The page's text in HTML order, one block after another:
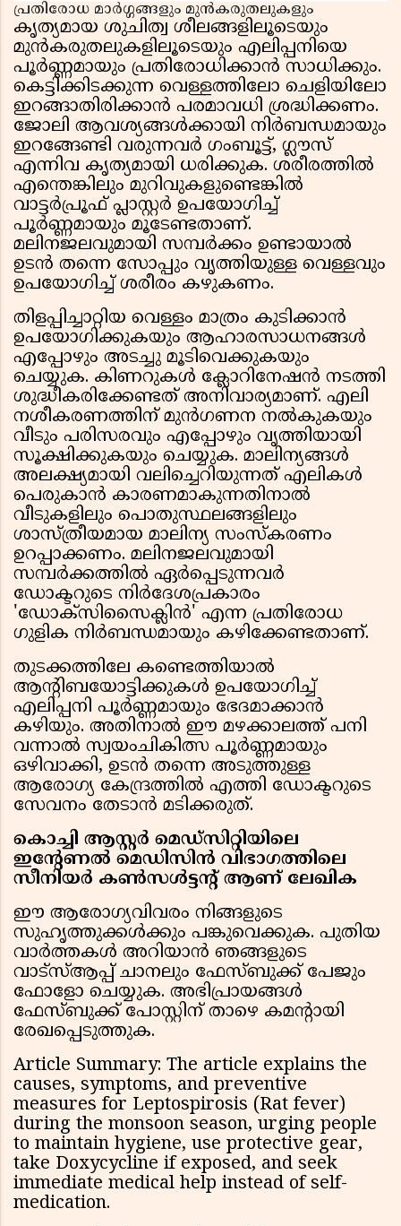
പ്രതിരോധ മാർഗ്ഗങ്ങളും മുൻകരുതലുകളും
കൃത്യമായ ശുചിത്വ ശീലങ്ങളിലൂടെയും
മുൻകരുതലുകളിലൂടെയും എലിപ്പനിയെ
പൂർണ്ണമായും പ്രതിരോധിക്കാൻ സാധിക്കും.
കെട്ടിക്കിടക്കുന്ന വെള്ളത്തിലോ ചെളിയിലോ
ഇറങ്ങാതിരിക്കാൻ പരമാവധി ശ്രദ്ധിക്കണം.
ജോലി ആവശ്യങ്ങൾക്കായി നിർബന്ധമായും
ഇറങ്ങേണ്ടി വരുന്നവർ ഗംബൂട്ട്, ഗ്ലൗസ്
എന്നിവ കൃത്യമായി ധരിക്കുക. ശരീരത്തിൽ
എന്തെങ്കിലും മുറിവുകളുണ്ടെങ്കിൽ
വാട്ടർപ്രൂഫ് പ്ലാസ്റ്റർ ഉപയോഗിച്ച്
പൂർണ്ണമായും മൂടേണ്ടതാണ്.
മലിനജലവുമായി സമ്പർക്കം ഉണ്ടായാൽ
ഉടൻ തന്നെ സോപ്പും വൃത്തിയുള്ള വെള്ളവും
ഉപയോഗിച്ച് ശരീരം കഴുകണം.
തിളപ്പിച്ചാറ്റിയ വെള്ളം മാത്രം കുടിക്കാൻ
ഉപയോഗിക്കുകയും ആഹാരസാധനങ്ങൾ
എപ്പോഴും അടച്ചു മൂടിവെക്കുകയും
ചെയ്യുക. കിണറുകൾ ക്ലോറിനേഷൻ നടത്തി
ശുദ്ധീകരിക്കേണ്ടത് അനിവാര്യമാണ്. എലി
നശീകരണത്തിന് മുൻഗണന നൽകുകയും
വീടും പരിസരവും എപ്പോഴും വൃത്തിയായി
സൂക്ഷിക്കുകയും ചെയ്യുക. മാലിന്യങ്ങൾ
അലക്ഷ്യമായി വലിച്ചെറിയുന്നത് എലികൾ
പെരുകാൻ കാരണമാകുന്നതിനാൽ
വീടുകളിലും പൊതുസ്ഥലങ്ങളിലും
ശാസ്ത്രീയമായ മാലിന്യ സംസ്കരണം
ഉറപ്പാക്കണം. മലിനജലവുമായി
സമ്പർക്കത്തിൽ ഏർപ്പെടുന്നവർ
ഡോക്ടറുടെ നിർദേശപ്രകാരം
'ഡോക്സിസൈക്ലിൻ' എന്ന പ്രതിരോധ
ഗുളിക നിർബന്ധമായും കഴിക്കേണ്ടതാണ്.
തുടക്കത്തിലേ കണ്ടെത്തിയാൽ
ആൻ്റിബയോട്ടിക്കുകൾ ഉപയോഗിച്ച്
എലിപ്പനി പൂർണ്ണമായും ഭേദമാക്കാൻ
കഴിയും. അതിനാൽ ഈ മഴക്കാലത്ത് പനി
വന്നാൽ സ്വയംചികിത്സ പൂർണ്ണമായും
ഒഴിവാക്കി, ഉടൻ തന്നെ അടുത്തുള്ള
ആരോഗ്യ കേന്ദ്രത്തിൽ എത്തി ഡോക്ടറുടെ
സേവനം തേടാൻ മടിക്കരുത്.
കൊച്ചി ആസ്റ്റർ മെഡ്‌സിറ്റിയിലെ
ഇന്റേണൽ മെഡിസിൻ വിഭാഗത്തിലെ
സീനിയർ കൺസൾട്ടന്റ് ആണ് ലേഖിക
ഈ ആരോഗ്യവിവരം നിങ്ങളുടെ
സുഹൃത്തുക്കൾക്കും പങ്കുവെക്കുക. പുതിയ
വാർത്തകൾ അറിയാൻ ഞങ്ങളുടെ
വാട്സ്ആപ്പ് ചാനലും ഫേസ്ബുക്ക് പേജും
ഫോളോ ചെയ്യുക. അഭിപ്രായങ്ങൾ
ഫേസ്ബുക്ക് പോസ്റ്റിന് താഴെ കമൻ്റായി
രേഖപ്പെടുത്തുക.
Article Summary: The article explains the
causes, symptoms, and preventive
measures for Leptospirosis (Rat fever)
during the monsoon season, urging people
to maintain hygiene, use protective gear,
take Doxycycline if exposed, and seek
immediate medical help instead of self-
medication.